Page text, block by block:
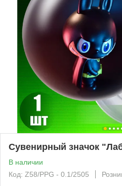
Сувенирный значок
В наличии
Код: Z58/PPG - 0.1/2505